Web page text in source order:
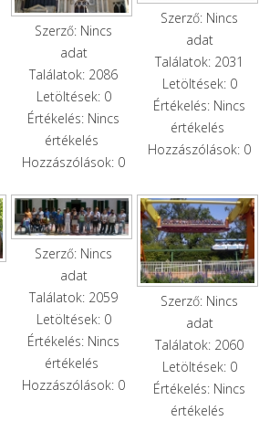
Szerző: Nincs
adat
Találatok: 2086
Letöltések: 0
Értékelés: Nincs
értékelés
Hozzászólások: 0
Szerző: Nincs
adat
Találatok: 2031
Letöltések: 0
Értékelés: Nincs
értékelés
Hozzászólások: 0
Szerző: Nincs
adat
Találatok: 2059
Letöltések: 0
Értékelés: Nincs
értékelés
Hozzászólások: 0
Szerző: Nincs
adat
Találatok: 2060
Letöltések: 0
Értékelés: Nincs
értékelés